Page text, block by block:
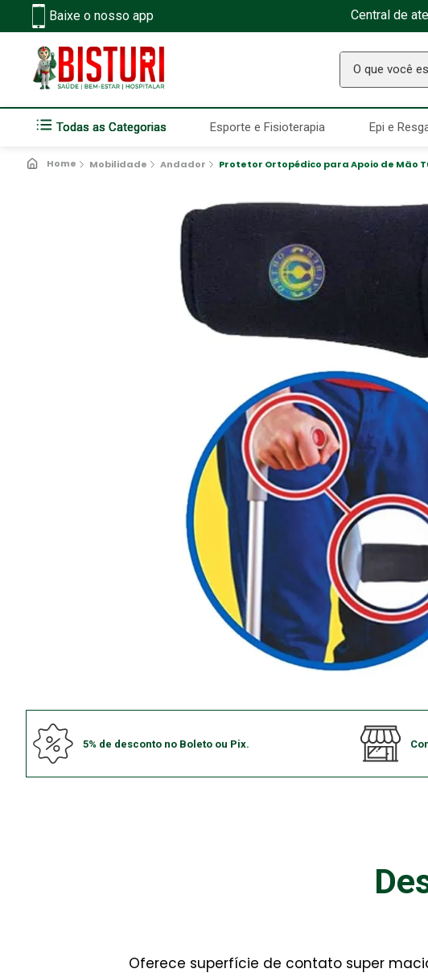
Baixe o nosso app Central de
O que você
Todas as Categorias Esporte e Fisioterapia Epi e
Mobilidade Andador Protetor Ortopédico para Apoio de Mão
5% de desconto no Boleto ou Pix.
Oferece superfície de contato super
TERMOS
Seringa
2º Fralda
Cadeira
10º Gaze